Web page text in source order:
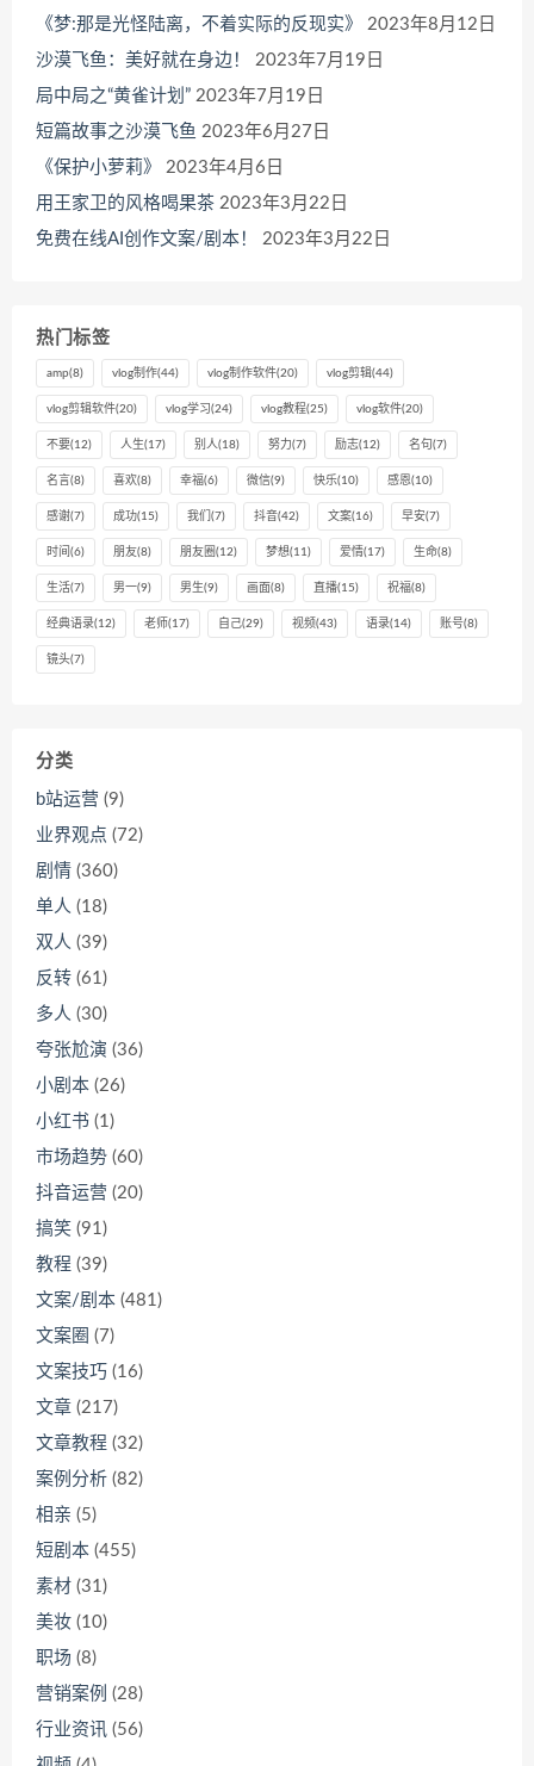
《梦:那是光怪陆离，不着实际的反现实》
2023年8月12日
沙漠飞鱼：美好就在身边！
2023年7月19日
局中局之“黄雀计划” 2023年7月19日
短篇故事之沙漠飞鱼 2023年6月27日
《保护小萝莉》
2023年4月6日
用王家卫的风格喝果茶 2023年3月22日
免费在线AI创作文案/剧本！
2023年3月22日
热门标签
amp(8) vlog制作(44) vlog制作软件(20) vlog剪辑(44)
vlog剪辑软件(20) vlog学习 (24) vlog教程(25) vlog软件(20)
不要(12) 人生(17) 别人(18) 努力 (7) 励志(12) 名句(7)
名言 (8) 喜欢(8) 幸福(6) 微信(9) 快乐(10) 感恩(10)
感谢(7) 成功(15) 我们 (7) 抖音(42) 文案(16) 早安(7)
时间 (6) 朋友(8) 朋友圈 (12) 梦想(11) 爱情(17) 生命(8)
生活(7) 男一(9) 男生(9) 画面(8) 直播(15) 祝福(8)
经典语录(12) 老师(17) 自己(29) 视频(43) 语录(14) 账号(8)
镜头(7)
分类
b站运营 (9)
业界观点 (72)
剧情 (360)
单人 (18)
双人 (39)
反转 (61)
多人 (30)
夸张尬演 (36)
小剧本 (26)
小红书 (1)
市场趋势 (60)
抖音运营 (20)
搞笑 (91)
教程 (39)
文案/剧本 (481)
文案圈 (7)
文案技巧 (16)
文章 (217)
文章教程 (32)
案例分析 (82)
相亲 (5)
短剧本 (455)
素材 (31)
美妆 (10)
职场 (8)
营销案例 (28)
行业资讯 (56)